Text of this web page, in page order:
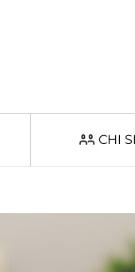
CHI